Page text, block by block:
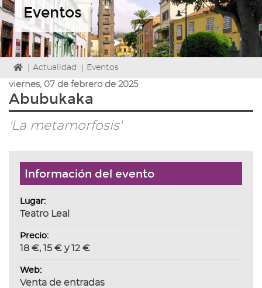
Eventos
Icono
Home
para
ir
a
de
inicio
Actualidad Eventos
viernes, 07 de febrero de 2025
Abubukaka
'La metamorfosis'
Información del evento
Lugar:
Teatro Leal
Precio:
18 €, 15 € y 12 €
Web:
Venta de entradas